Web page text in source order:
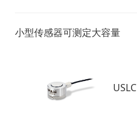
小型传感器可测定大容量
USLC